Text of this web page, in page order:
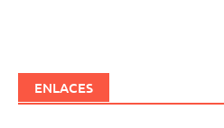
ENLACES